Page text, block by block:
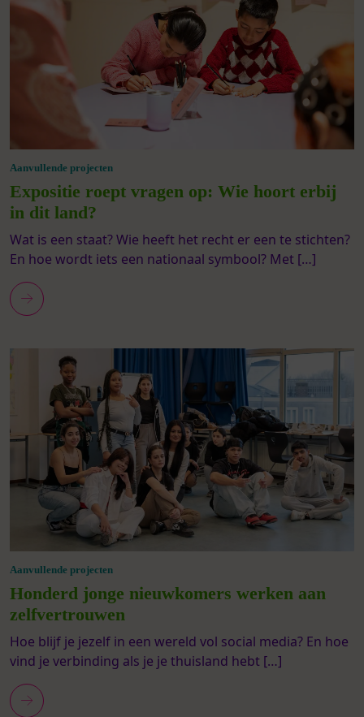
Aanvullende projecten
Expositie roept vragen op: Wie hoort erbij
in dit land?
Wat is een staat? Wie heeft het recht er een te stichten?
En hoe wordt iets een nationaal symbool? Met […]
Aanvullende projecten
Honderd jonge nieuwkomers werken aan
zelfvertrouwen
Hoe blijf je jezelf in een wereld vol social media? En hoe
vind je verbinding als je je thuisland hebt […]